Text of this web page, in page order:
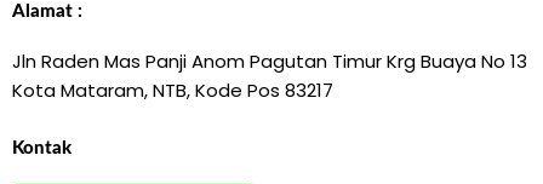
Alamat :
Jln Raden Mas Panji Anom Pagutan Timur Krg Buaya No 13
Kota Mataram, NTB, Kode Pos 83217
Kontak